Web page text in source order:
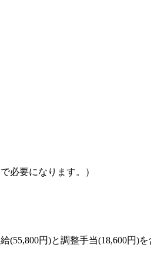
必要になります。）
(55,800円)と調整手当(18,600円)を